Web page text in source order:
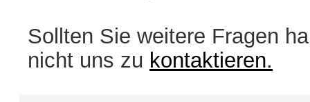
Sollten Sie weitere Fragen
nicht uns zu kontaktieren.